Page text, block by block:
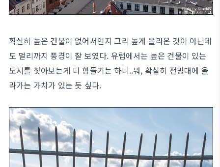
확실히 높은 건물이 없어서인지 그리 높게 올라온 것이 아닌데
도 멀리까지 풍경이 잘 보였다. 유럽에서는 높은 건물이 있는
도시를 찾아보는게 더 힘들기는 하니..뭐, 확실히 전망대에 올
라가는 가치가 있는 듯 싶다.